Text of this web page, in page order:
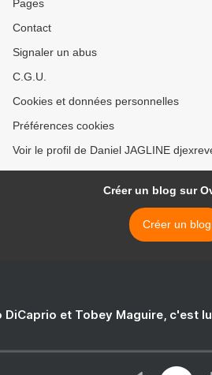
Pages
Contact
Signaler un abus
C.G.U.
Cookies et données personnelles
Préférences cookies
Voir le profil de Daniel JAGLINE
Créer un blog sur
Créer un blog
DiCaprio et Tobey Maguire, c'est